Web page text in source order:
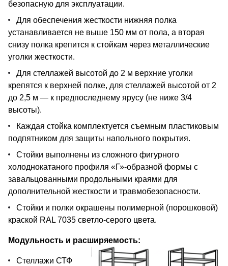
безопасную для эксплуатации.
Для обеспечения жесткости нижняя полка
устанавливается не выше 150 мм от пола, а вторая
снизу полка крепится к стойкам через металлические
уголки жесткости.
Для стеллажей высотой до 2 м верхние уголки
крепятся к верхней полке, для стеллажей высотой от 2
до 2,5 м — к предпоследнему ярусу (не ниже 3/4
высоты).
Каждая стойка комплектуется съемным пластиковым
подпятником для защиты напольного покрытия.
Стойки выполнены из сложного фигурного
холоднокатаного профиля «Г»-образной формы с
завальцованными продольными краями для
дополнительной жесткости и травмобезопасности.
Стойки и полки окрашены полимерной (порошковой)
краской RAL 7035 светло-серого цвета.
Модульность и расширяемость:
Стеллажи СТФ